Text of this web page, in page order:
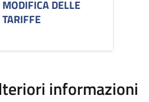
MODIFICA DELLE
TARIFFE
informazioni